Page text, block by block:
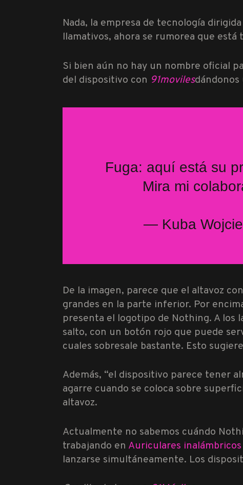
Nada, la empresa de tecnología
llamativos, ahora se rumorea que
Si bien aún no hay un nombre oficial
del dispositivo con 91movilesdándonos
Fuga: aquí está su
Mira mi
— Kuba
De la imagen, parece que el altavoz
grandes en la parte inferior. Por
presenta el logotipo de Nothing. A los
salto, con un botón rojo que puede
cuales sobresale bastante. Esto
Además, “el dispositivo parece tener
agarre cuando se coloca sobre
altavoz.
Actualmente no sabemos cuándo
trabajando en Auriculares
lanzarse simultáneamente. Los